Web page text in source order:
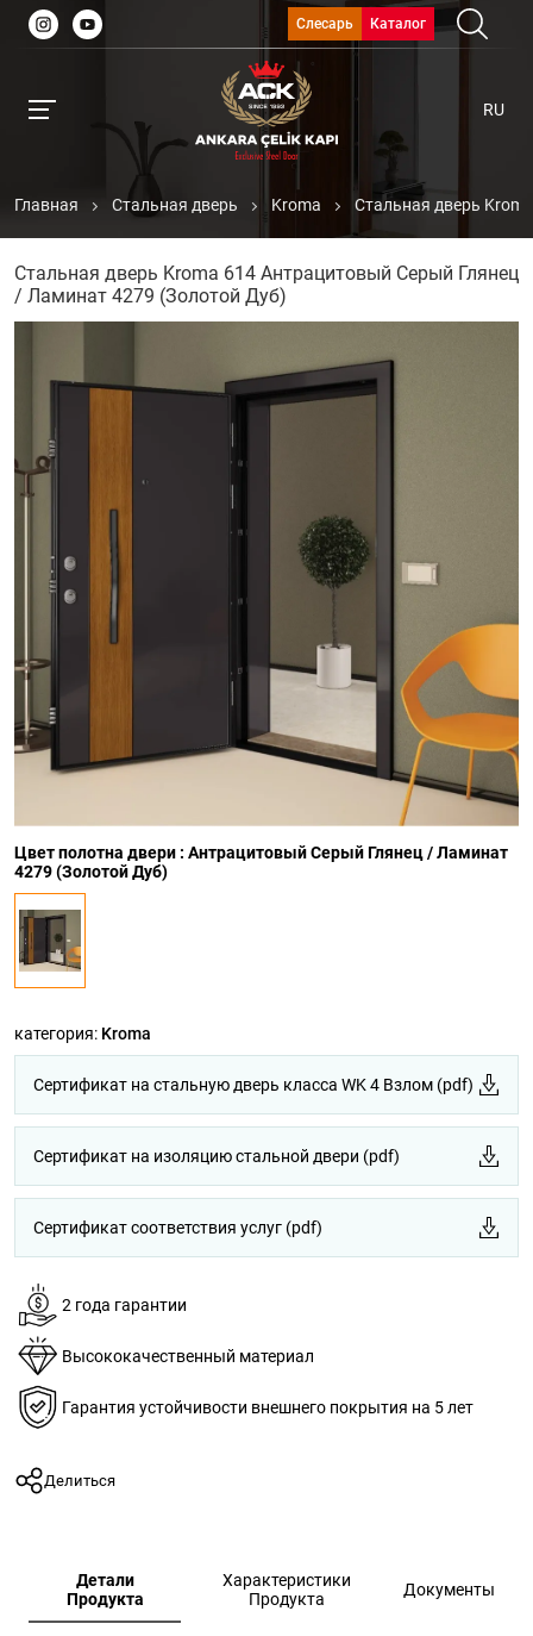
Слесарь Каталог
RU
Главная Стальная дверь Kroma Стальная дверь
Стальная дверь Kroma 614 Антрацитовый Серый Глянец
/ Ламинат 4279 (Золотой Дуб)
Цвет полотна двери : Антрацитовый Серый Глянец / Ламинат
4279 (Золотой Дуб)
категория: Kroma
Сертификат на стальную дверь класса WK 4 Взлом (pdf)
Сертификат на изоляцию стальной двери (pdf)
Сертификат соответствия услуг (pdf)
2 года гарантии
Высококачественный материал
Гарантия устойчивости внешнего покрытия на 5 лет
Делиться
Детали
Продукта
Характеристики
Продукта
Документы